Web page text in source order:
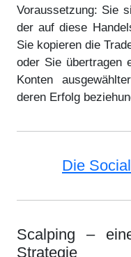
Voraussetzung: Sie
der auf diese
Sie kopieren die
oder Sie übertragen
Konten
deren Erfolg
Die
Scalping –
Strategie